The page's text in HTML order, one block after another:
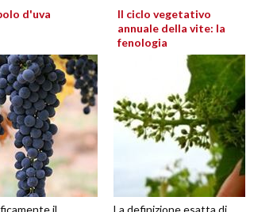
d'uva
Il ciclo vegetativo
annuale della vite: la
fenologia